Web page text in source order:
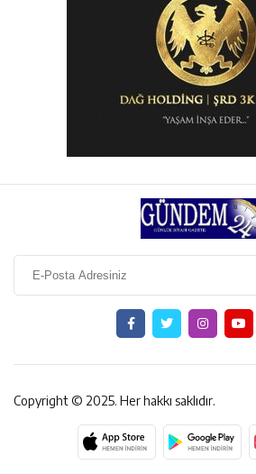
Copyright © 2025. Her hakkı saklıdır.